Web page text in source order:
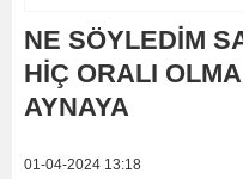
NE SÖYLEDİM
HİÇ ORALI
AYNAYA
01-04-2024 13:18